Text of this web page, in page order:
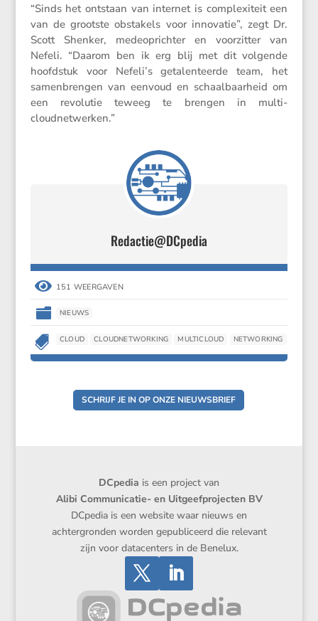
“Sinds het ontstaan van internet is complexi­teit een
van de grootste obsta­kels voor innovatie”, zegt Dr.
Scott Shenker, medeop­richter en voorzitter van
Nefeli. “Daarom ben ik erg blij met dit volgende
hoofd­stuk voor Nefeli’s getalen­teerde team, het
samen­brengen van eenvoud en schaal­baar­heid om
een revolutie teweeg te brengen in multi-
cloudnetwerken.”
Redactie@DCpedia
 151 WEERGAVEN
 NIEUWS
 CLOUD CLOUDNETWORKING MULTICLOUD NETWORKING
SCHRIJF JE IN OP ONZE NIEUWSBRIEF
DCpedia is een project van
Alibi Communicatie- en Uitgeefprojecten BV
DCpedia is een website waar nieuws en
achtergronden worden gepubliceerd die relevant
zijn voor datacenters in de Benelux.